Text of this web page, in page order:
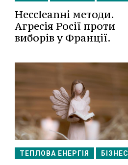
Несcleanні методи.
Агресія Росії проти
виборів у Франції.
ТЕПЛОВА ЕНЕРГІЯ БІЗНЕС